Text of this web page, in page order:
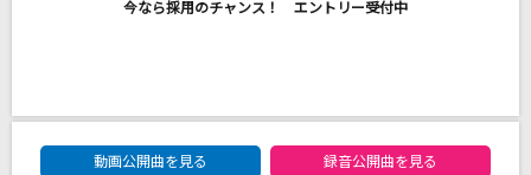
阿修羅ちゃん
今なら採用のチャンス！ エントリー受付中
DAM★ともボーカルエントリーランキング
動画公開曲を見る
録音公開曲を見る